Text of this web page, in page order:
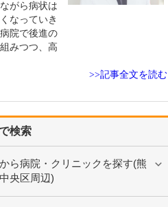
検索
ら病院・クリニックを探す(熊
央区周辺)
がら病状は
なっていき
院で後進の
みつつ、高
>>記事全文を読む